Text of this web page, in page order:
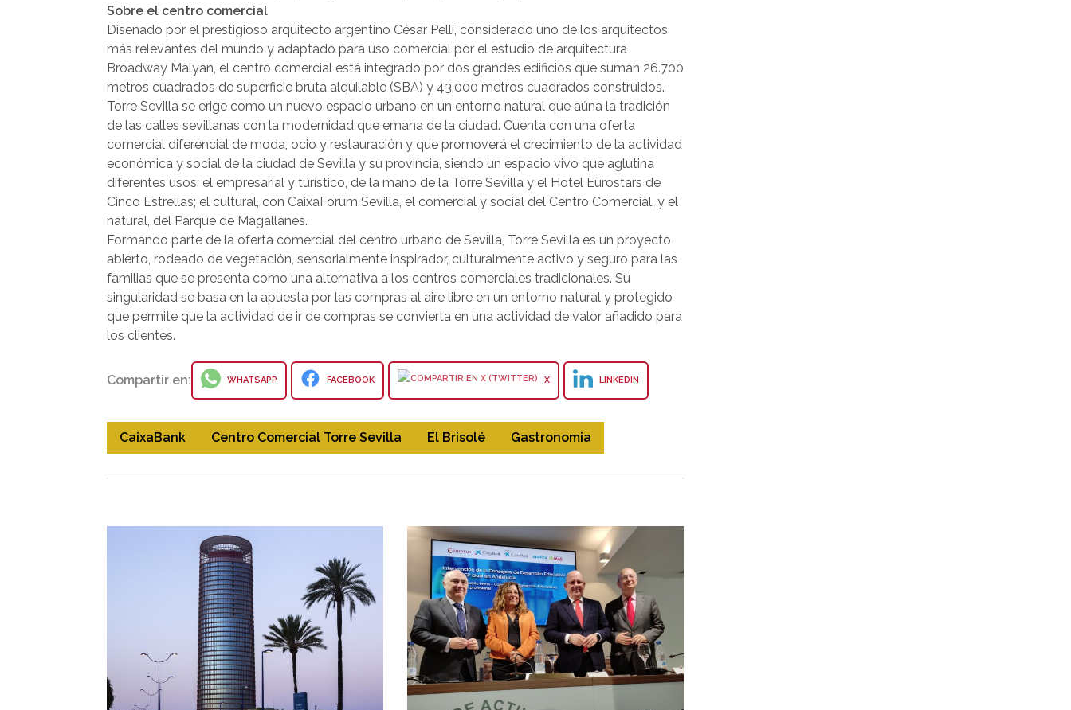
Sobre el centro comercial
Diseñado por el prestigioso arquitecto argentino César Pelli, considerado uno de los arquitectos
más relevantes del mundo y adaptado para uso comercial por el estudio de arquitectura
Broadway Malyan, el centro comercial está integrado por dos grandes edificios que suman 26.700
metros cuadrados de superficie bruta alquilable (SBA) y 43.000 metros cuadrados construidos.
Torre Sevilla se erige como un nuevo espacio urbano en un entorno natural que aúna la tradición
de las calles sevillanas con la modernidad que emana de la ciudad. Cuenta con una oferta
comercial diferencial de moda, ocio y restauración y que promoverá el crecimiento de la actividad
económica y social de la ciudad de Sevilla y su provincia, siendo un espacio vivo que aglutina
diferentes usos: el empresarial y turístico, de la mano de la Torre Sevilla y el Hotel Eurostars de
Cinco Estrellas; el cultural, con CaixaForum Sevilla, el comercial y social del Centro Comercial, y el
natural, del Parque de Magallanes.
Formando parte de la oferta comercial del centro urbano de Sevilla, Torre Sevilla es un proyecto
abierto, rodeado de vegetación, sensorialmente inspirador, culturalmente activo y seguro para las
familias que se presenta como una alternativa a los centros comerciales tradicionales. Su
singularidad se basa en la apuesta por las compras al aire libre en un entorno natural y protegido
que permite que la actividad de ir de compras se convierta en una actividad de valor añadido para
los clientes.
Compartir en: WHATSAPP FACEBOOK X LINKEDIN
CaixaBank Centro Comercial Torre Sevilla El Brisolé Gastronomia